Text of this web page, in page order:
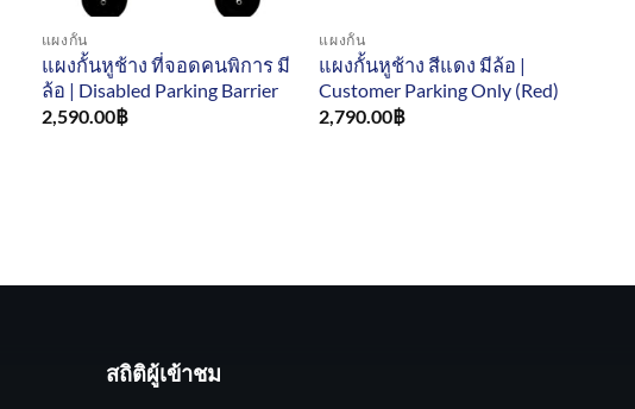
แผงกั้น
แผงกั้นหูช้าง ที่จอดคนพิการ มี
ล้อ | Disabled Parking Barrier
2,590.00฿
แผงกั้น
แผงกั้นหูช้าง สีแดง มีล้อ |
Customer Parking Only (Red)
2,790.00฿
สถิติผู้เข้าชม